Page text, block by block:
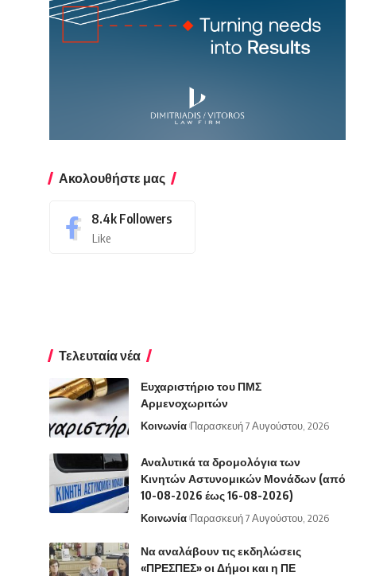
Ακολουθήστε μας
8.4k Followers
Like
Τελευταία νέα
Ευχαριστήριο του ΠΜΣ
Αρμενοχωριτών
Κοινωνία Παρασκευή 7 Αυγούστου, 2026
Αναλυτικά τα δρομολόγια των
Κινητών Αστυνομικών Μονάδων (από
10-08-2026 έως 16-08-2026)
Κοινωνία Παρασκευή 7 Αυγούστου, 2026
Να αναλάβουν τις εκδηλώσεις
«ΠΡΕΣΠΕΣ» οι Δήμοι και η ΠΕ